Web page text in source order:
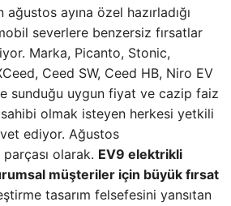
ayına özel hazırladığı
severlere benzersiz fırsatlar
Marka, Picanto, Stonic,
Ceed SW, Ceed HB, Niro EV
sunduğu uygun fiyat ve cazip faiz
olmak isteyen herkesi yetkili
ediyor. Ağustos
parçası olarak. EV9 elektrikli
müşteriler için büyük fırsat
tasarım felsefesini yansıtan